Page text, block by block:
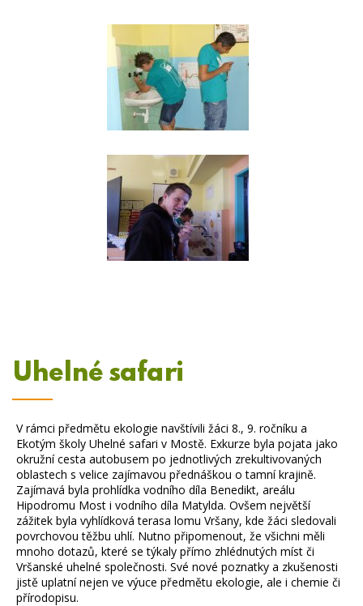
Uhelné safari
V rámci předmětu ekologie navštívili žáci 8., 9. ročníku a
Ekotým školy Uhelné safari v Mostě. Exkurze byla pojata jako
okružní cesta autobusem po jednotlivých zrekultivovaných
oblastech s velice zajímavou přednáškou o tamní krajině.
Zajímavá byla prohlídka vodního díla Benedikt, areálu
Hipodromu Most i vodního díla Matylda. Ovšem největší
zážitek byla vyhlídková terasa lomu Vršany, kde žáci sledovali
povrchovou těžbu uhlí. Nutno připomenout, že všichni měli
mnoho dotazů, které se týkaly přímo zhlédnutých míst či
Vršanské uhelné společnosti. Své nové poznatky a zkušenosti
jistě uplatní nejen ve výuce předmětu ekologie, ale i chemie či
přírodopisu.